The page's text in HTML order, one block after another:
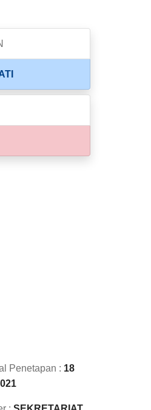
Penetapan : 18